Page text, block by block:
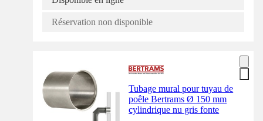
Réservation non disponible
Tubage mural pour tuyau de
poêle Bertrams Ø 150 mm
cylindrique nu gris fonte